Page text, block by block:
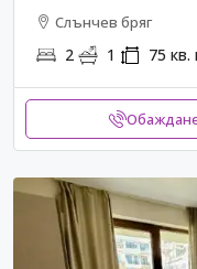
Слънчев бряг
2 1 75 кв.